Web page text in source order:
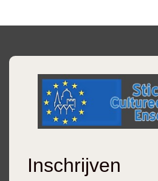
Inschrijven